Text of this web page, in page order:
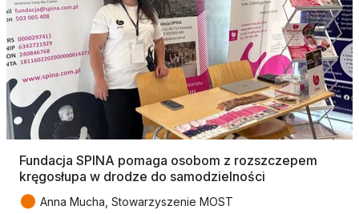
Fundacja SPINA pomaga osobom z rozszczepem
kręgosłupa w drodze do samodzielności
● Anna Mucha, Stowarzyszenie MOST